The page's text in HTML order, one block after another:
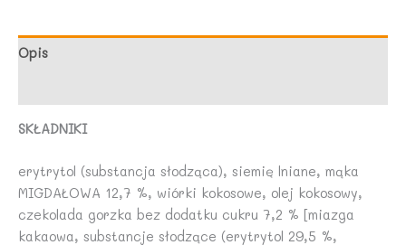
Opis
SKŁADNIKI
erytrytol (substancja słodząca), siemię lniane, mąka
MIGDAŁOWA 12,7 %, wiórki kokosowe, olej kokosowy,
czekolada gorzka bez dodatku cukru 7,2 % [miazga
kakaowa, substancje słodzące (erytrytol 29,5 %,